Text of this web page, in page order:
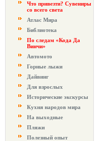
Что привезти? Сувениры
со всего света
Атлас Мира
Библиотека
По следам «Кода Да
Винчи»
Автомото
Горные лыжи
Дайвинг
Для взрослых
Исторические экскурсы
Кухня народов мира
На выходные
Пляжи
Полезный опыт